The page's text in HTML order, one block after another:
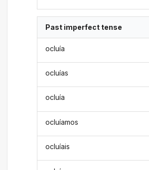
Past imperfect tense
ocluía
ocluías
ocluía
ocluíamos
ocluíais